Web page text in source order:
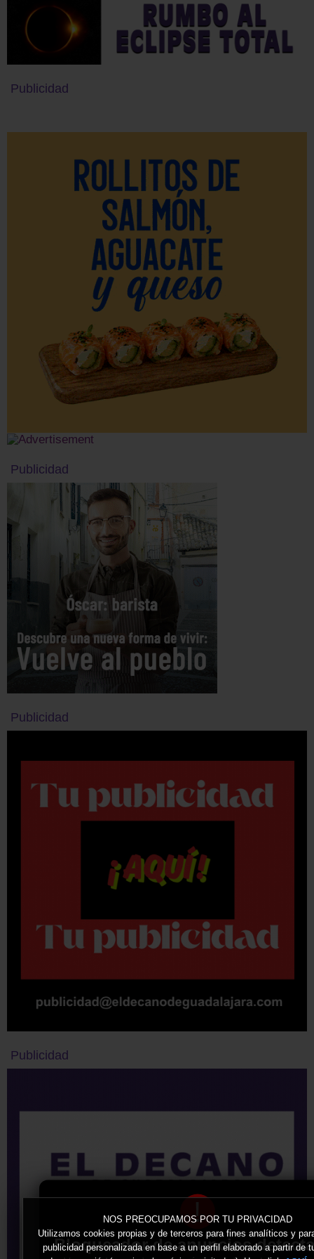
!
Bloqueador de anuncios
NOS PREOCUPAMOS POR TU PRIVACIDAD
Utilizamos cookies propias y de terceros para fines analíticos y
publicidad personalizada en base a un perfil elaborado a partir de
Publicidad
Publicidad
Publicidad
Publicidad